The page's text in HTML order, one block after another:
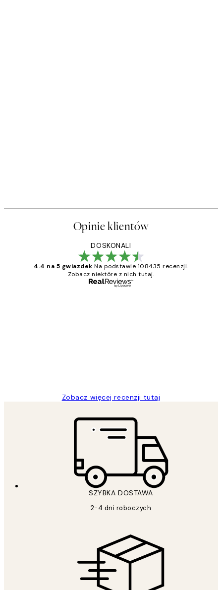
Opinie klientów
DOSKONALI
4.4 na 5 gwiazdek Na podstawie 108435 recenzji.
Zobacz niektóre z nich tutaj.
Zobacz więcej recenzji tutaj
SZYBKA DOSTAWA
2-4 dni roboczych